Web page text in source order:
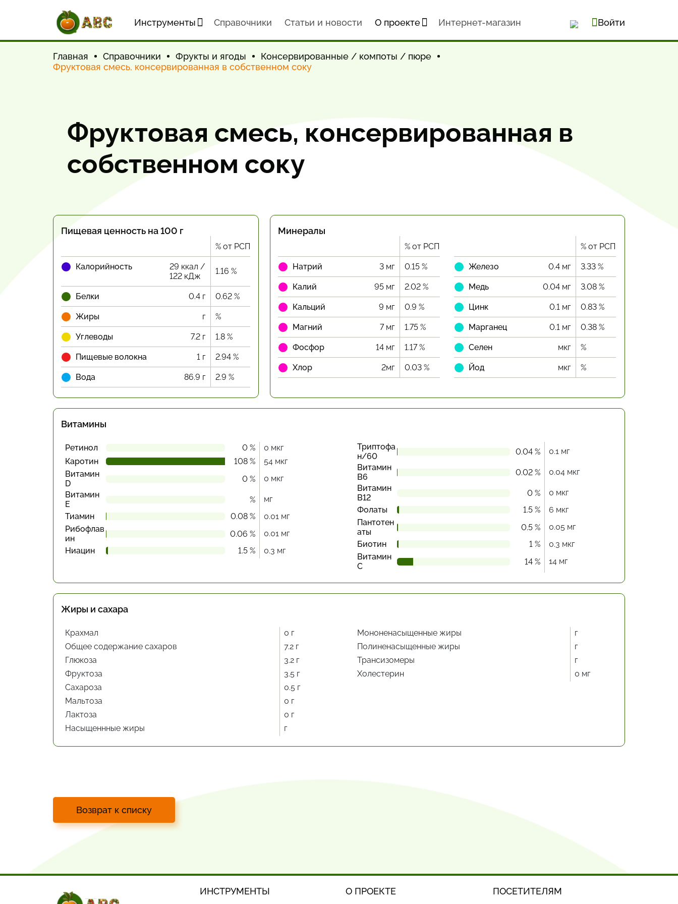
Инструменты Cправочники Статьи и новости О проекте Интернет-магазин Войти
Главная Справочники Фрукты и ягоды
Консервированные / компоты / пюре
Фруктовая смесь, консервированная в собственном соку
Фруктовая смесь, консервированная в
собственном соку
Пищевая ценность на 100 г
% от РСП
Калорийность
29 ккал /
122 кДж
1.16 %
Белки 0.4 г 0.62 %
Жиры г %
Углеводы 7.2 г 1.8 %
Пищевые волокна 1 г 2.94 %
Вода 86.9 г 2.9 %
Минералы
% от РСП
Натрий 3 мг 0.15 %
Калий 95 мг 2.02 %
Кальций 9 мг 0.9 %
Магний 7 мг 1.75 %
Фосфор 14 мг 1.17 %
Хлор 2мг 0.03 %
% от РСП
Железо 0.4 мг 3.33 %
Медь 0.04 мг 3.08 %
Цинк 0.1 мг 0.83 %
Марганец 0.1 мг 0.38 %
Селен мкг %
Йод мкг %
Витамины
Ретинол 0 %
0 мкг
Каротин
108 %
54 мкг
Витамин
D
0 %
0 мкг
Витамин
Е
%
мг
Тиамин
0.08 %
0.01 мг
Рибофлав
ин
0.06 %
0.01 мг
Ниацин
1.5 % 0.3 мг
Триптофа
н/60
0.04 %
0.1 мг
Витамин
В6
0.02 %
0.04 мкг
Витамин
В12
0 %
0 мкг
Фолаты
1.5 %
6 мкг
Пантотен
аты
0.5 %
0.05 мг
Биотин
1 %
0.3 мкг
Витамин
С
14 % 14 мг
Жиры и сахара
Крахмал
0 г
Общее содержание сахаров
7.2 г
Глюкоза
3.2 г
Фруктоза
3.5 г
Сахароза
0.5 г
Мальтоза
0 г
Лактоза
0 г
Насыщеннные жиры
г
Мононенасыщенные жиры
г
Полиненасыщенные жиры
г
Трансизомеры
г
Холестерин
0 мг
Возврат к списку
ИНСТРУМЕНТЫ О ПРОЕКТЕ ПОСЕТИТЕЛЯМ